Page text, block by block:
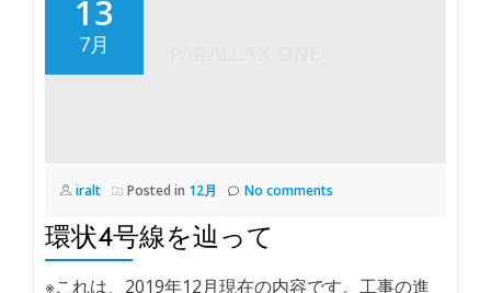
13
7月
iralt Posted in 12月 No comments
環状4号線を辿って
※これは、2019年12月現在の内容です。工事の進